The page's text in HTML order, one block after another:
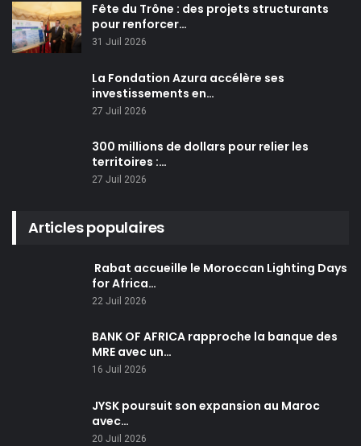
Fête du Trône : des projets structurants
pour renforcer…
31 Juil 2026
La Fondation Azura accélère ses
investissements en…
27 Juil 2026
300 millions de dollars pour relier les
territoires :…
27 Juil 2026
Articles populaires
Rabat accueille le Moroccan Lighting Days
for Africa…
22 Juil 2026
BANK OF AFRICA rapproche la banque des
MRE avec un…
16 Juil 2026
JYSK poursuit son expansion au Maroc
avec…
20 Juil 2026